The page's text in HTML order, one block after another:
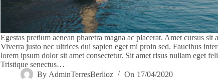
Egestas pretium aenean pharetra magna ac placerat. Amet cursus sit
Viverra justo nec ultrices dui sapien eget mi proin sed. Faucibus
lorem ipsum dolor sit amet consectetur. Sit amet risus nullam eget
Tristique senectus…
By AdminTerresBerlioz On 17/04/2020